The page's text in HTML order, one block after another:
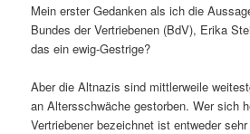
Mein erster Gedanken als ich die
Bundes der Vertriebenen (BdV), Erika
das ein ewig-Gestrige?
Aber die Altnazis sind mittlerweile
an Altersschwäche gestorben. Wer sich
Vertriebener bezeichnet ist entweder